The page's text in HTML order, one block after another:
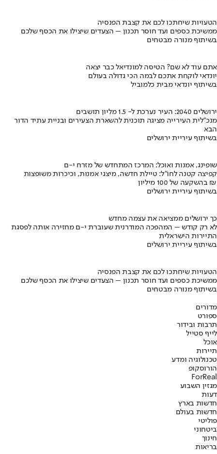
הטעויות שיחתכו לכם את קצבת הפנסיה
ממשיכת כספים ועד חוסר תכנון – הצעדים שיצילו את הכסף שלכם
בשיתוף מנורה מבטחים
אתם עוד לא שם? הטיסה למונדיאל כבר יצאה
יונדאי לוקחת אתכם לבמה הכי גדולה בעולם
בשיתוף יונדאי מבית כלמוביל
ירושלים 2040: העיר נערכת ל- 1.5 מליון תושבים
מנכ"לית העירייה מציגה תוכנית להשארת הצעירים ובניית עתיד הדור
הבא
בשיתוף עיריית ירושלים
שופינג, אמנות ואוכל: המרכז המתחדש של מזרח י-ם
קפיצה קטנה לחו"ל: טיילת חדשה, מיצגי אמנות, וכיכרות משופצות
בהשקעה של 100 מיליון ₪
בשיתוף עיריית ירושלים
כך ירושלים ממציאה את עצמה מחדש
לא רק קודש – המהפכה המודרנית שעוברת י-ם מחזירה אותה לפסגת
התיירות הישראלית
בשיתוף עיריית ירושלים
הטעויות שיחתכו לכם את קצבת הפנסיה
ממשיכת כספים ועד חוסר תכנון – הצעדים שיצילו את הכסף שלכם
בשיתוף מנורה מבטחים
מדורים
ספורט
תרבות ובידור
לייף סטייל
אוכל
תיירות
טכנולוגיה ומדע
הורוסקופ
ForReal
מגזין השבוע
דעות
חדשות בארץ
חדשות בעולם
פוליטי
ביטחוני
חינוך
בריאות